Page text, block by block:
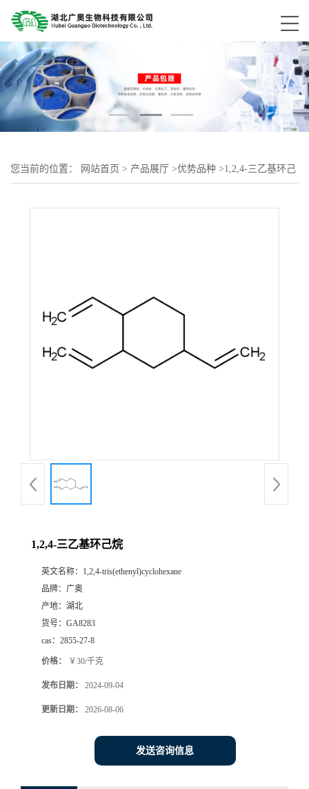
您当前的位置： 网站首页 > 产品展厅 >优势品种 >1,2,4-三乙基环己
1,2,4-三乙基环己烷
英文名称： 1,2,4-tris(ethenyl)cyclohexane
品牌： 广奥
产地： 湖北
货号： GA8283
cas： 2855-27-8
价格： ￥30/千克
发布日期： 2024-09-04
更新日期： 2026-08-06
发送咨询信息